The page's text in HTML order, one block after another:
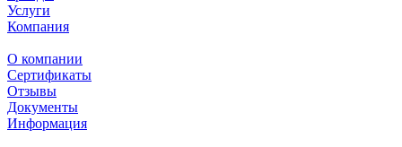
Услуги
Компания
О компании
Сертификаты
Отзывы
Документы
Информация